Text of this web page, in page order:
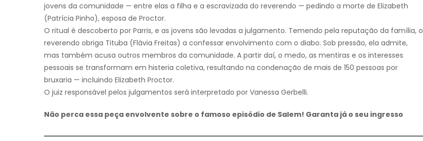
jovens da comunidade — entre elas a filha e a escravizada do reverendo — pedindo a morte de Elizabeth
(Patrícia Pinho), esposa de Proctor.
O ritual é descoberto por Parris, e as jovens são levadas a julgamento. Temendo pela reputação da família, o
reverendo obriga Tituba (Flávia Freitas) a confessar envolvimento com o diabo. Sob pressão, ela admite,
mas também acusa outros membros da comunidade. A partir daí, o medo, as mentiras e os interesses
pessoais se transformam em histeria coletiva, resultando na condenação de mais de 150 pessoas por
bruxaria — incluindo Elizabeth Proctor.
O juiz responsável pelos julgamentos será interpretado por Vanessa Gerbelli.
Não perca essa peça envolvente sobre o famoso episódio de Salem! Garanta já o seu ingresso